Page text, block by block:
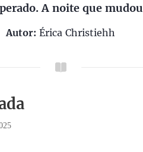
A noite que
Autor: Érica Christiehh